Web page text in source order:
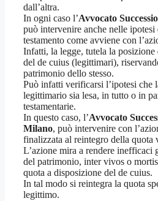
dall’altra.
In ogni caso l’Avvocato
può intervenire anche nelle
testamento come avviene con
Infatti, la legge, tutela la
del de cuius (legittimari),
patrimonio dello stesso.
Può infatti verificarsi l’ipotesi che
legittimario sia lesa, in tutto o in
testamentarie.
In questo caso, l’Avvocato
Milano, può intervenire con
finalizzata al reintegro della quota
L’azione mira a rendere inefficaci
del patrimonio, inter vivos o
quota a disposizione del de cuius.
In tal modo si reintegra la quota
legittimo.